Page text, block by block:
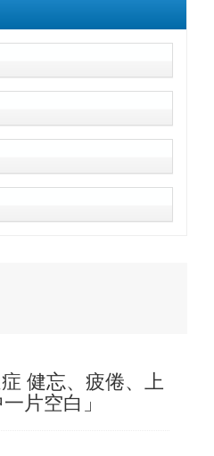
健忘、疲倦、上
片空白」